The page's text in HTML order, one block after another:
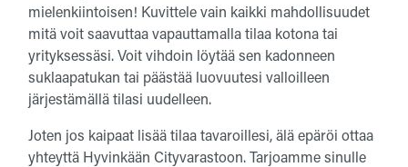
mielenkiintoisen! Kuvittele vain kaikki mahdollisuudet
mitä voit saavuttaa vapauttamalla tilaa kotona tai
yrityksessäsi. Voit vihdoin löytää sen kadonneen
suklaapatukan tai päästää luovuutesi valloilleen
järjestämällä tilasi uudelleen.
Joten jos kaipaat lisää tilaa tavaroillesi, älä epäröi ottaa
yhteyttä Hyvinkään Cityvarastoon. Tarjoamme sinulle